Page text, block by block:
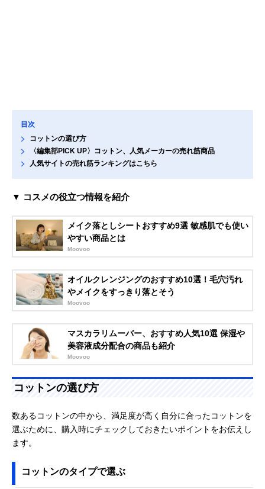
目次
コットンの選び方
〈編集部PICK UP〉コットン、人気メーカーの売れ筋商品
人気サイトの売れ筋ランキングはこちら
▼ コスメの役立つ情報を紹介
メイク落としシートおすすめ9選 敏感肌でも使い
やすい商品とは
Moovoo
オイルクレンジングのおすすめ10選！毛穴汚れ
やメイクをすっきり落とそう
Moovoo
マスカラリムーバー、おすすめ人気10選 保湿や
美容液成分配合の商品も紹介
Moovoo
コットンの選び方
数あるコットンの中から、満足度が高く自分に合ったコットンを
選ぶために、購入時にチェックしておきたいポイントをお伝えし
ます。
コットンのタイプで選ぶ